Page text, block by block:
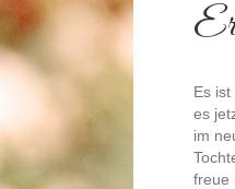
Es
es
im
freue